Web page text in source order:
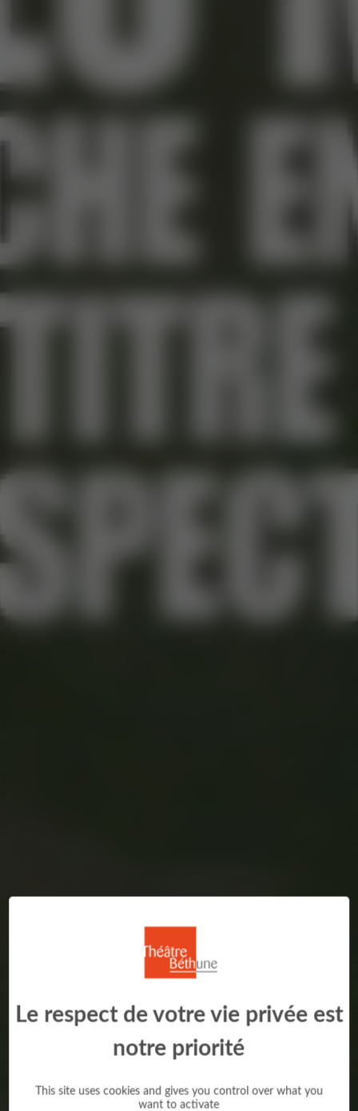
Le respect de votre vie privée est
notre priorité
This site uses cookies and gives you control over what you
want to activate